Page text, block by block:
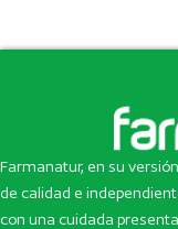
Farmanatur, en su
de calidad e
con una cuidada